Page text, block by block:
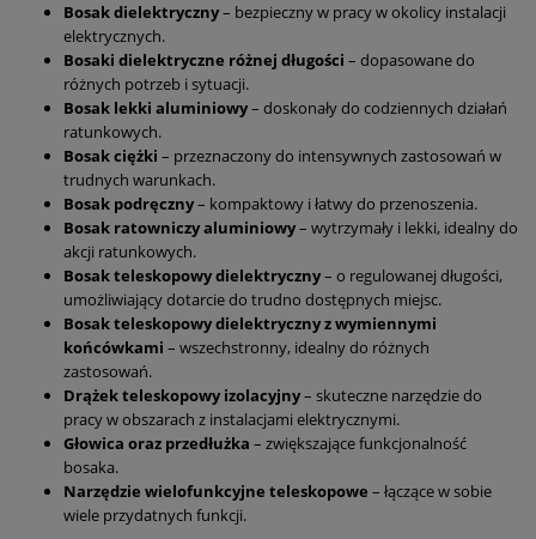
Bosak dielektryczny– bezpieczny w pracy w okolicy instalacji
elektrycznych.
Bosaki dielektryczne różnej długości – dopasowane do
różnych potrzeb i sytuacji.
Bosak lekki aluminiowy– doskonały do codziennych działań
ratunkowych.
Bosak ciężki – przeznaczony do intensywnych zastosowań w
trudnych warunkach.
Bosak podręczny– kompaktowy i łatwy do przenoszenia.
Bosak ratowniczy aluminiowy– wytrzymały i lekki, idealny do
akcji ratunkowych.
Bosak teleskopowy dielektryczny– o regulowanej długości,
umożliwiający dotarcie do trudno dostępnych miejsc.
Bosak teleskopowy dielektryczny z wymiennymi
końcówkami – wszechstronny, idealny do różnych
zastosowań.
Drążek teleskopowy izolacyjny– skuteczne narzędzie do
pracy w obszarach z instalacjami elektrycznymi.
Głowica oraz przedłużka – zwiększające funkcjonalność
bosaka.
Narzędzie wielofunkcyjne teleskopowe – łączące w sobie
wiele przydatnych funkcji.